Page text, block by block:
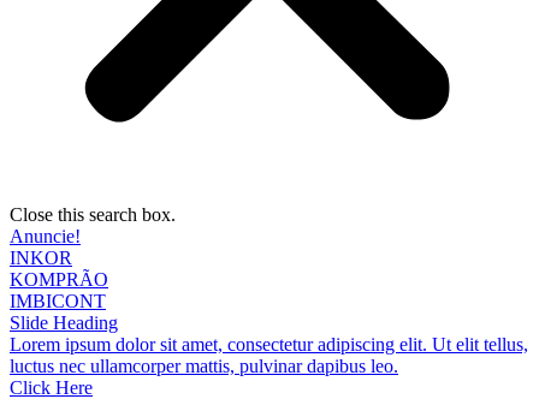
Close this search box.
Anuncie!
INKOR
KOMPRÃO
IMBICONT
Slide Heading
Lorem ipsum dolor sit amet, consectetur adipiscing elit. Ut elit tellus,
luctus nec ullamcorper mattis, pulvinar dapibus leo.
Click Here